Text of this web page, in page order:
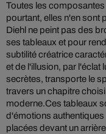
Toutes les
pourtant, elles n'en sont
Diehl ne peint pas des
ses tableaux et pour
subtilité créatrice
et de l'illusion, par l'éclat
secrètes, transporte le
travers un chapitre
moderne.Ces tableaux
d'émotions authentiques
placées devant un